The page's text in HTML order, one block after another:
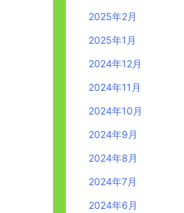
2025年2月
2025年1月
2024年12月
2024年11月
2024年10月
2024年9月
2024年8月
2024年7月
2024年6月